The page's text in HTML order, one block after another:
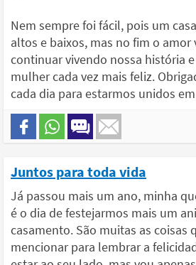
Nem sempre foi fácil, pois um
altos e baixos, mas no fim o amor
continuar vivendo nossa história
mulher cada vez mais feliz.
cada dia para estarmos unidos
Juntos para toda vida
Já passou mais um ano, minha
é o dia de festejarmos mais um
casamento. São muitas as coisas
mencionar para lembrar a